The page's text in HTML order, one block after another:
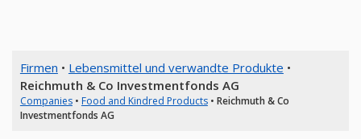
Firmen • Lebensmittel und verwandte Produkte •
Reichmuth & Co Investmentfonds AG
Companies• Food and Kindred Products• Reichmuth & Co
Investmentfonds AG